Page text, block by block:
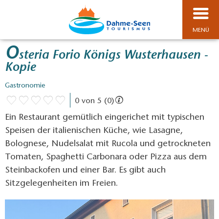
MENÜ
Osteria Forio Königs Wusterhausen -
Kopie
Gastronomie
0 von 5 (0)
Ein Restaurant gemütlich eingerichet mit typischen
Speisen der italienischen Küche, wie Lasagne,
Bolognese, Nudelsalat mit Rucola und getrockneten
Tomaten, Spaghetti Carbonara oder Pizza aus dem
Steinbackofen und einer Bar. Es gibt auch
Sitzgelegenheiten im Freien.